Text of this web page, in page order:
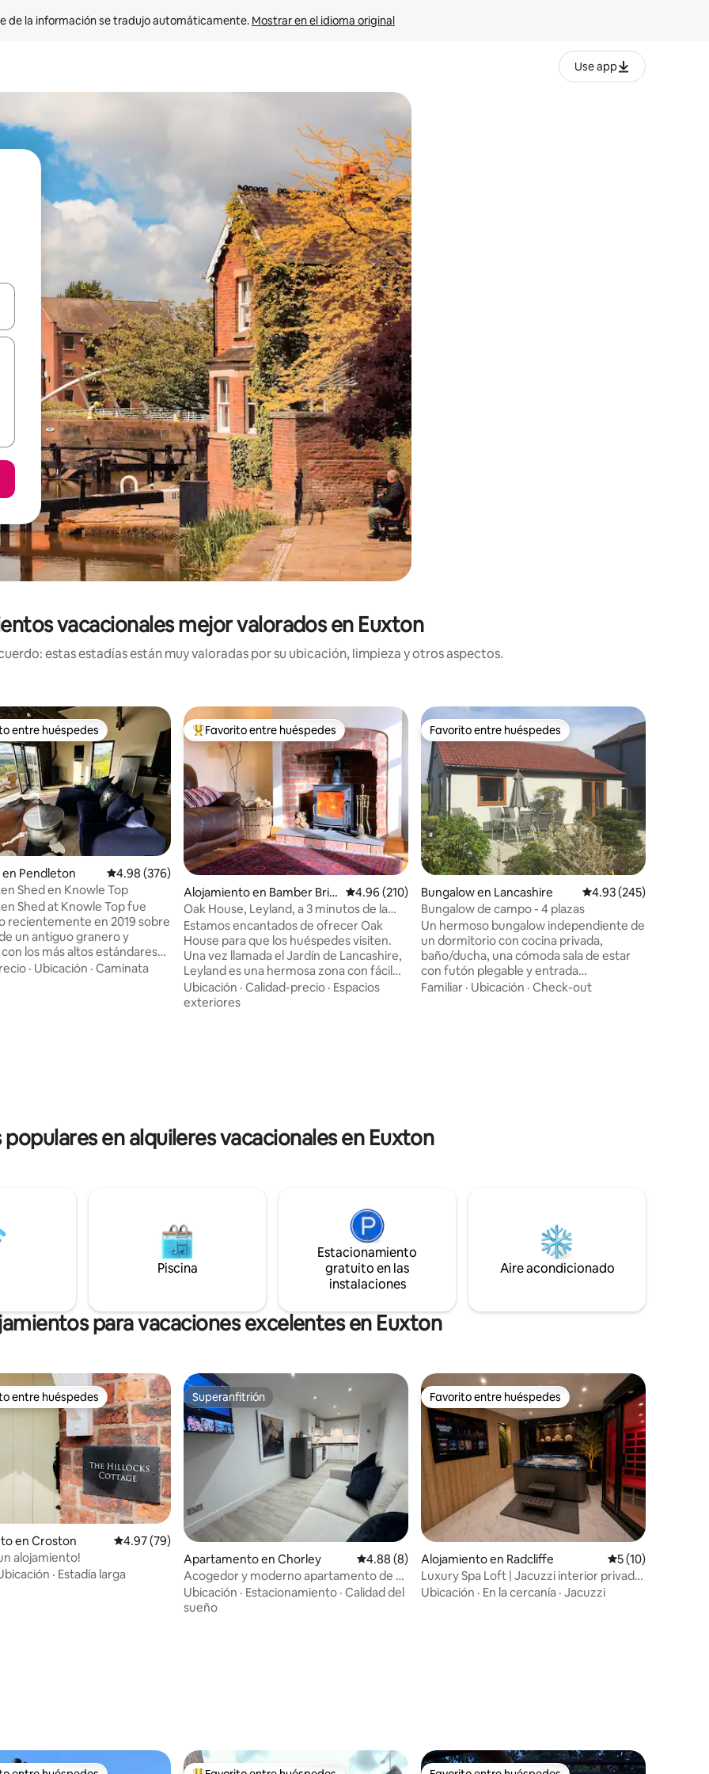
de la información se tradujo automáticamente. Mostrar en el idioma original
Use app
las teclas de flecha hacia arriba y hacia abajo o explora con el tacto o desliza el dedo.
vacacionales mejor valorados en Euxton
estas estadías están muy valoradas por su ubicación, limpieza y otros aspectos.
de 5, 132 reseñas
huéspedes preferido
entre huéspedes
en Pendleton Calificación promedio: 4.98 de 5, 376 reseñas
4.98 (376)
Shed en Knowle Top
Shed at Knowle Top fue
recientemente en 2019 sobre
un antiguo granero y
los más altos estándares
industrial. Situado en una
· Ubicación · Caminata
Favorito entre huéspedes preferido
Favorito entre huéspedes
Alojamiento en Bamber Brid
ge
Calificación promedio: 4.96 de 5, 210 reseñas
4.96 (210)
Oak House, Leyland, a 3 minutos de la
M6: espaciosa y encantadora
Estamos encantados de ofrecer Oak
House para que los huéspedes visiten.
Una vez llamada el Jardín de Lancashire,
Leyland es una hermosa zona con fácil
acceso a los lagos, Bowland Fells,
Rivington Pike y las ciudades costeras de
Ubicación · Calidad-precio · Espacios
exteriores
Favorito entre huéspedes
Favorito entre huéspedes
Bungalow en Lancashire Calificación promedio:
4.93 (245)
Bungalow de campo - 4 plazas
Un hermoso bungalow independiente de
un dormitorio con cocina privada,
baño/ducha, una cómoda sala de estar
con futón plegable y entrada
independiente. Situado en una hermosa
Familiar · Ubicación · Check-out
populares en alquileres vacacionales en Euxton
Piscina
Estacionamiento
gratuito en las
instalaciones
Aire acondicionado
para vacaciones excelentes en Euxton
de 5, 77 reseñas
huéspedes preferido
entre huéspedes
en Croston Calificación promedio: 4.97 de 5, 79 reseñas
4.97 (79)
alojamiento!
· Estadía larga
Superanfitrión
Superanfitrión
Apartamento en Chorley Calificación promedio: 4.88 de 5, 8 reseñas
4.88 (8)
Acogedor y moderno apartamento de 2
camas en el centro de Chorley
Ubicación · Estacionamiento · Calidad del
sueño
Favorito entre huéspedes
Favorito entre huéspedes
Alojamiento en Radcliffe Calificación
5 (10)
Luxury Spa Loft | Jacuzzi interior privado
y sauna
Ubicación · En la cercanía · Jacuzzi